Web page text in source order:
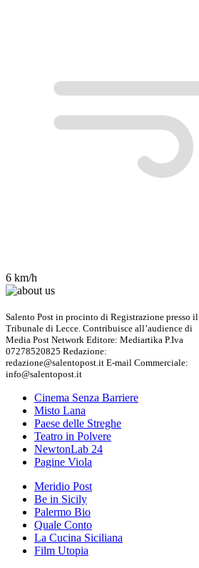
6 km/h
Salento Post in procinto di Registrazione presso il
Tribunale di Lecce. Contribuisce all’audience di
Media Post Network Editore: Mediartika P.Iva
07278520825 Redazione:
redazione@salentopost.it E-mail Commerciale:
info@salentopost.it
Cinema Senza Barriere
Misto Lana
Paese delle Streghe
Teatro in Polvere
NewtonLab 24
Pagine Viola
Meridio Post
Be in Sicily
Palermo Bio
Quale Conto
La Cucina Siciliana
Film Utopia